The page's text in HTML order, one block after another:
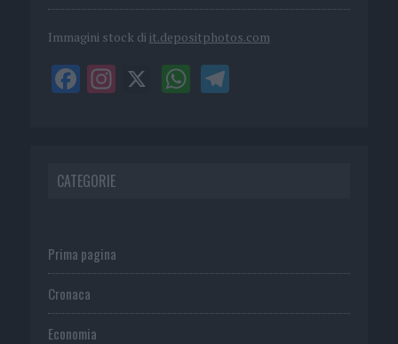
Immagini stock di it.depositphotos.com
CATEGORIE
Prima pagina
Cronaca
Economia